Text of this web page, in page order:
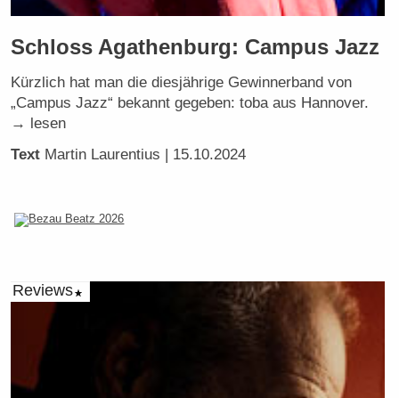
Schloss Agathenburg: Campus Jazz
Kürzlich hat man die diesjährige Gewinnerband von
„Campus Jazz“ bekannt gegeben: toba aus Hannover.
→ lesen
Text Martin Laurentius | 15.10.2024
Reviews